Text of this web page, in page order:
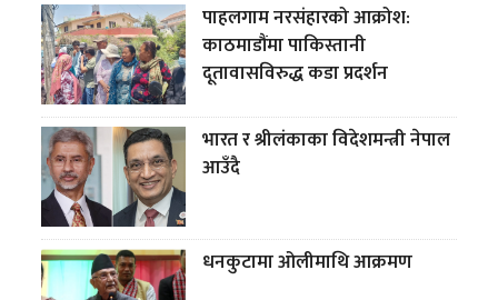
पाहलगाम नरसंहारको आक्रोश:
काठमाडौंमा पाकिस्तानी
दूतावासविरुद्ध कडा प्रदर्शन
भारत र श्रीलंकाका विदेशमन्त्री नेपाल
आउँदै
धनकुटामा ओलीमाथि आक्रमण